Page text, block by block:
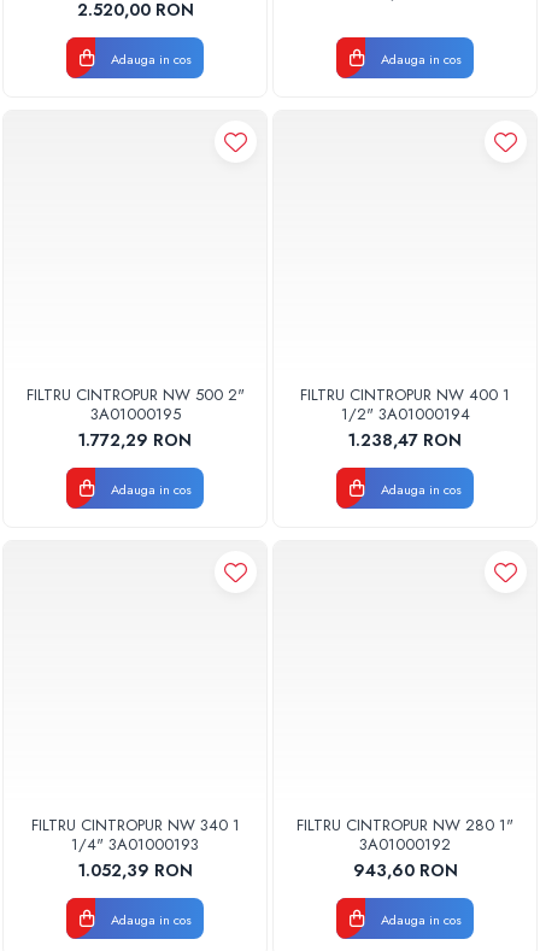
2.520,00 RON
Adauga in cos Adauga in cos
FILTRU CINTROPUR NW 500 2"
3A01000195
1.772,29 RON
Adauga in cos
FILTRU CINTROPUR NW 400 1
1/2" 3A01000194
1.238,47 RON
Adauga in cos
FILTRU CINTROPUR NW 340 1
1/4" 3A01000193
1.052,39 RON
Adauga in cos
FILTRU CINTROPUR NW 280 1"
3A01000192
943,60 RON
Adauga in cos